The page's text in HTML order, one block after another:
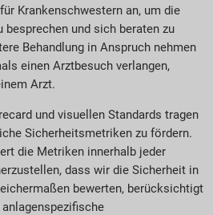
Krankenschwestern an, um die
besprechen und sich beraten zu
Behandlung in Anspruch nehmen
einen Arztbesuch verlangen,
Arzt.
und visuellen Standards tragen
Sicherheitsmetriken zu fördern.
die Metriken innerhalb jeder
dass wir die Sicherheit in
bewerten, berücksichtigt